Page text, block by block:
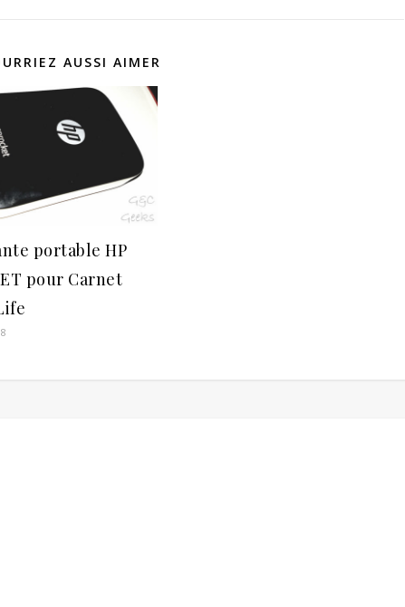
AUSSI AIMER
portable HP
pour Carnet